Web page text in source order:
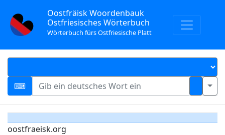
Oostfräisk Woordenbauk
Ostfriesisches Wörterbuch
Wörterbuch fürs Ostfriesische Platt
oostfraeisk.org